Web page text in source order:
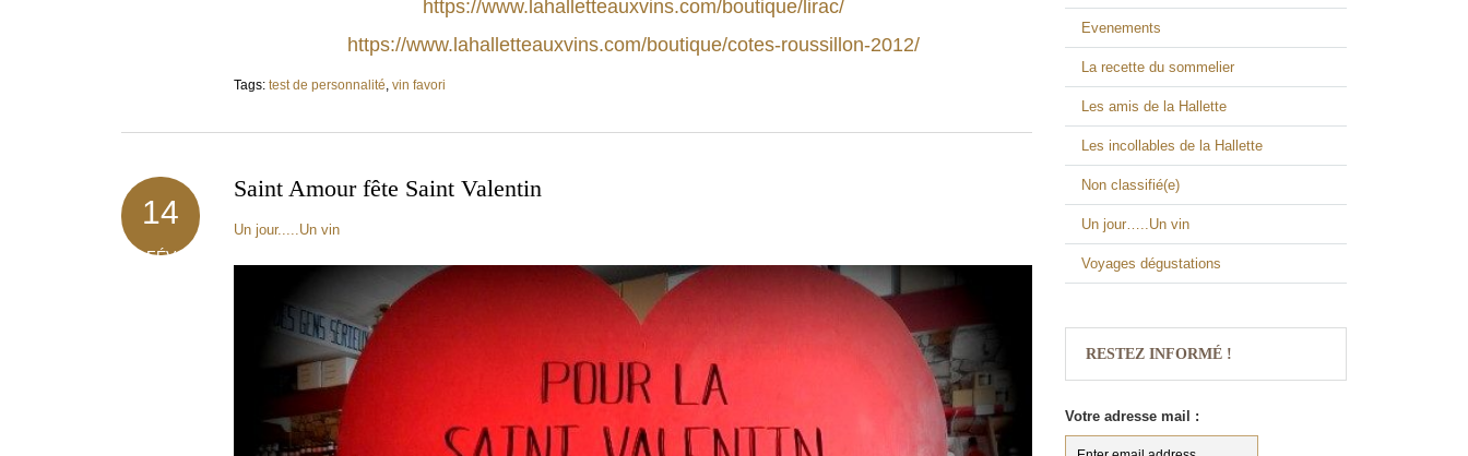
https://www.lahalletteauxvins.com/boutique/lirac/
https://www.lahalletteauxvins.com/boutique/cotes-roussillon-2012/
Tags:test de personnalité,vin favori
14
FÉV
Saint Amour fête Saint Valentin
Un jour.....Un vin
Evenements
La recette du sommelier
Les amis de la Hallette
Les incollables de la Hallette
Non classifié(e)
Un jour…..Un vin
Voyages dégustations
RESTEZ INFORMÉ !
Votre adresse mail :